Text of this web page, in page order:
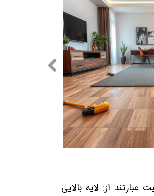
در کرج
در کرج
از: لایه بالایی